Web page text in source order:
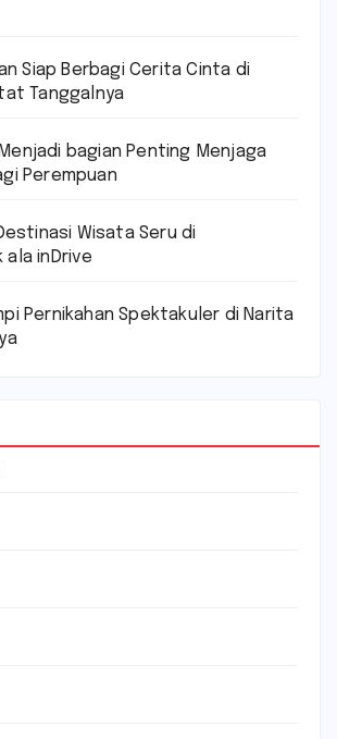
Siap Berbagi Cerita Cinta di
Tanggalnya
bagian Penting Menjaga
Perempuan
Wisata Seru di
inDrive
Pernikahan Spektakuler di Narita